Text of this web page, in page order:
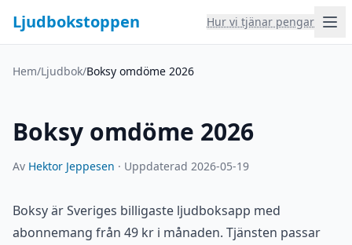
Ljudbokstoppen Hur vi tjänar pengar
Hem/Ljudbok/Boksy omdöme 2026
Boksy omdöme 2026
Av Hektor Jeppesen · Uppdaterad 2026-05-19
Boksy är Sveriges billigaste ljudboksapp med
abonnemang från 49 kr i månaden. Tjänsten passar